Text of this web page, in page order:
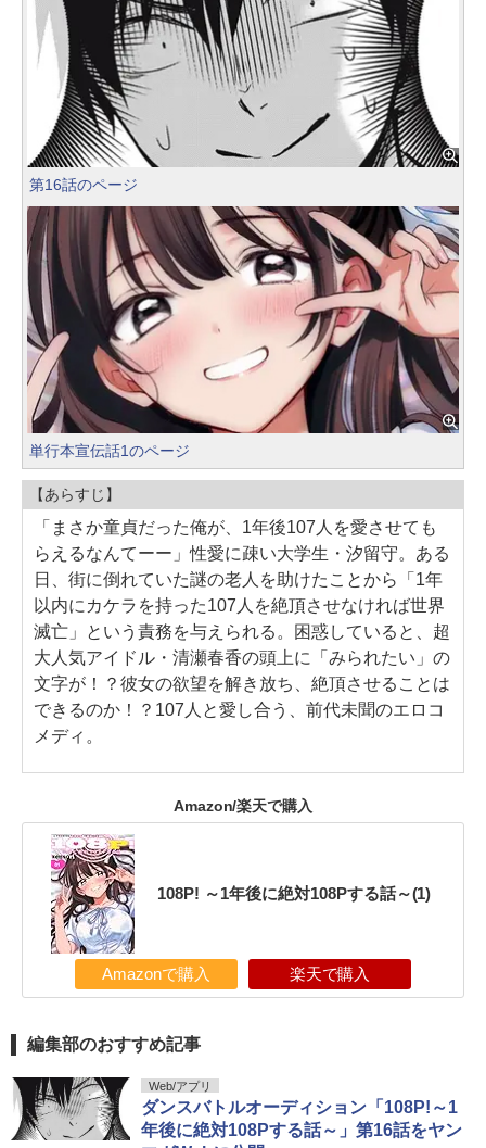
第16話のページ
単行本宣伝話1のページ
【あらすじ】
「まさか童貞だった俺が、1年後107人を愛させても
らえるなんてーー」性愛に疎い大学生・汐留守。ある
日、街に倒れていた謎の老人を助けたことから「1年
以内にカケラを持った107人を絶頂させなければ世界
滅亡」という責務を与えられる。困惑していると、超
大人気アイドル・清瀬春香の頭上に「みられたい」の
文字が！？彼女の欲望を解き放ち、絶頂させることは
できるのか！？107人と愛し合う、前代未聞のエロコ
メディ。
Amazon/楽天で購入
108P! ～1年後に絶対108Pする話～(1)
Amazonで購入 楽天で購入
編集部のおすすめ記事
Web/アプリ
ダンスバトルオーディション「108P!～1
年後に絶対108Pする話～」第16話をヤン